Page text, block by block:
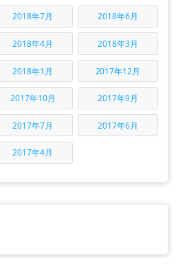
2018年7月 2018年6月
2018年4月 2018年3月
2018年1月 2017年12月
2017年10月 2017年9月
2017年7月 2017年6月
2017年4月